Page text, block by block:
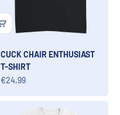
CUCK CHAIR ENTHUSIAST
T-SHIRT
Angebot
€24,99